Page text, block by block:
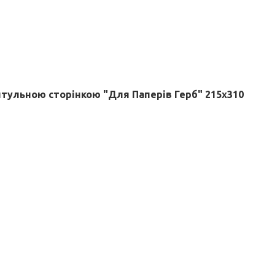
сторінкою "Для Паперів Герб" 215х310